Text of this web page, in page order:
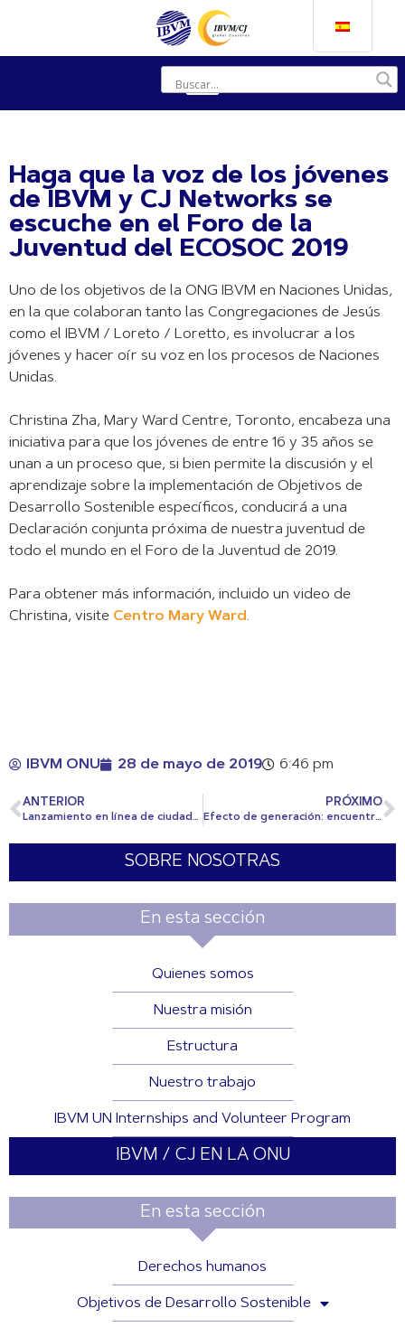
Haga que la voz de los jóvenes
de IBVM y CJ Networks se
escuche en el Foro de la
Juventud del ECOSOC 2019
Uno de los objetivos de la ONG IBVM en Naciones Unidas,
en la que colaboran tanto las Congregaciones de Jesús
como el IBVM / Loreto / Loretto, es involucrar a los
jóvenes y hacer oír su voz en los procesos de Naciones
Unidas.
Christina Zha, Mary Ward Centre, Toronto, encabeza una
iniciativa para que los jóvenes de entre 16 y 35 años se
unan a un proceso que, si bien permite la discusión y el
aprendizaje sobre la implementación de Objetivos de
Desarrollo Sostenible específicos, conducirá a una
Declaración conjunta próxima de nuestra juventud de
todo el mundo en el Foro de la Juventud de 2019.
Para obtener más información, incluido un video de
Christina, visite Centro Mary Ward .
IBVM ONU 28 de mayo de 2019 6:46 pm
ANTERIOR
Lanzamiento en línea de ciudadanía global: perspectiva del educador de IBVM
PRÓXIMO
Efecto de generación: encuentros para un futuro sostenible
SOBRE NOSOTRAS
En esta sección
Quienes somos
Nuestra misión
Estructura
Nuestro trabajo
IBVM UN Internships and Volunteer Program
IBVM / CJ EN LA ONU
En esta sección
Derechos humanos
Objetivos de Desarrollo Sostenible